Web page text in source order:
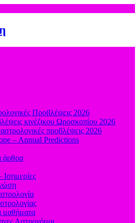
Προβλέψεις 2026
κινέζικου Ωροσκοπίου 2026
προβλέψεις 2026
– Annual Predictions
άρθρα
Ισημερίες
μαθήματα
Αστρονόμοι